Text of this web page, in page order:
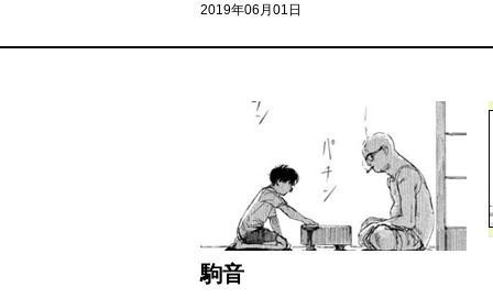
2019年06月01日
駒音